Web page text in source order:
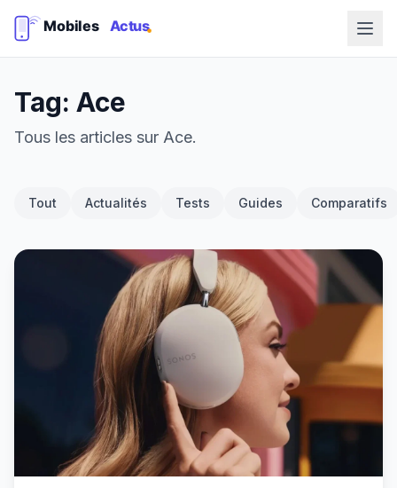
Tag: Ace
Tous les articles sur Ace.
Tout Actualités Tests Guides Comparatifs